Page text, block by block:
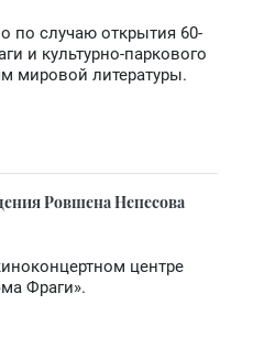
по случаю открытия 60-
и культурно-паркового
мировой литературы.
Ровшена Непесова
центре
Фраги».